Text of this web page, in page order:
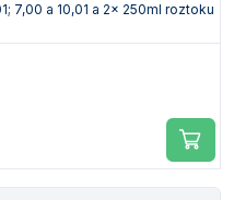
7,00 a 10,01 a 2x 250ml roztoku